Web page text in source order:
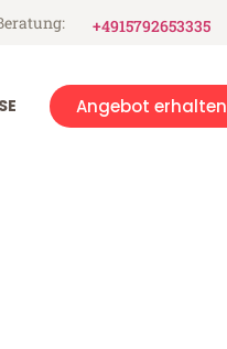
+4915792653335
Angebot erhalten